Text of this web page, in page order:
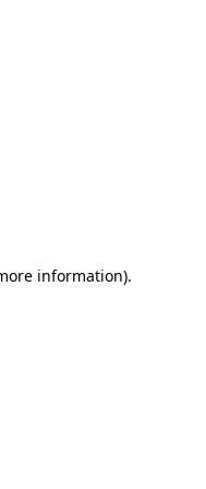
information).